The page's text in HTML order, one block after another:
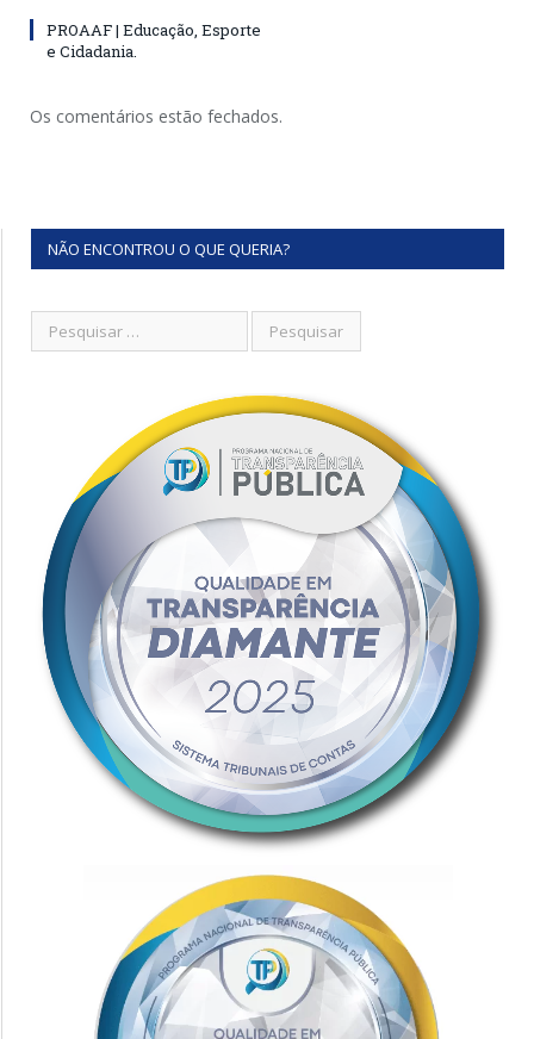
PROAAF | Educação, Esporte
e Cidadania.
Os comentários estão fechados.
NÃO ENCONTROU O QUE QUERIA?